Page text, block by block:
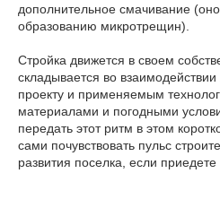
дополнительное смачивание
образованию микротрещин).
Стройка движется в своем
складывается во
проекту и применяемым
материалами и погодными
передать этот ритм в этом
сами почувствовать пульс
развития поселка, если